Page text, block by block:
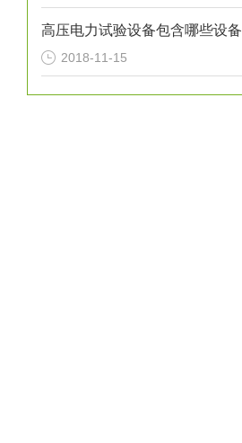
高压电力试验设备包含哪些设备
2018-11-15